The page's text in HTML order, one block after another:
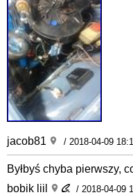
jacob81 / 2018-04-09
Byłbyś chyba pierwszy,
bobik liil
/ 2018-04-09